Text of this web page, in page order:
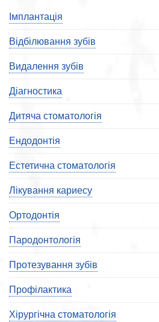
Імплантація
Відбілювання зубів
Видалення зубів
Діагностика
Дитяча стоматологія
Ендодонтія
Естетична стоматологія
Лікування кариесу
Ортодонтія
Пародонтологія
Протезування зубів
Профілактика
Хірургічна стоматологія